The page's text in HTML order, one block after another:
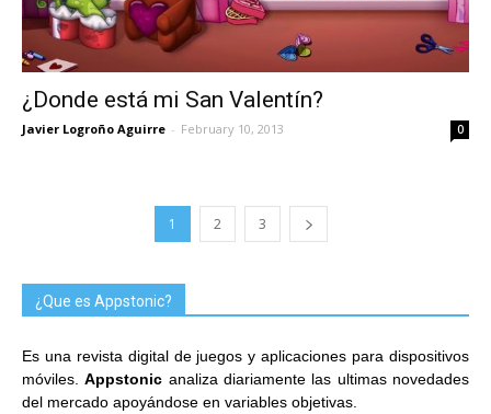
¿Donde está mi San Valentín?
Javier Logroño Aguirre - February 10, 2013 0
1 2 3
¿Que es Appstonic?
Es una revista digital de juegos y aplicaciones para dispositivos
móviles.Appstonic analiza diariamente las ultimas novedades
del mercado apoyándose en variables objetivas.